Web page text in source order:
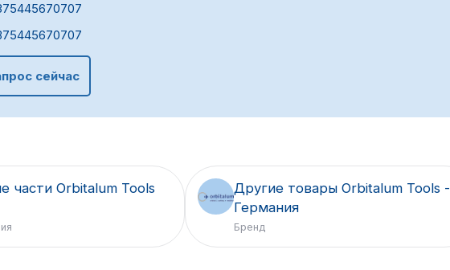
сейчас
части Orbitalum Tools
Другие товары Orbitalum Tools -
Германия
Бренд